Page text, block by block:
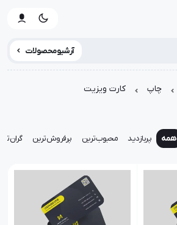
آرشیو محصولات
چاپ کارت ویزیت
همه پربازدید محبوب‌ترین پرفروش‌ترین